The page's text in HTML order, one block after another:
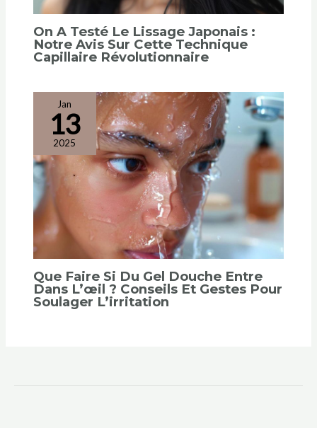
On A Testé Le Lissage Japonais :
Notre Avis Sur Cette Technique
Capillaire Révolutionnaire
Jan
13
2025
Que Faire Si Du Gel Douche Entre
Dans L’œil ? Conseils Et Gestes Pour
Soulager L’irritation